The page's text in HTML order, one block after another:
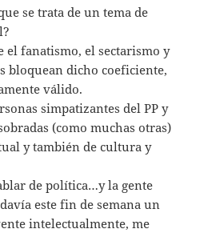
se trata de un tema de
el fanatismo, el sectarismo y
bloquean dicho coeficiente,
válido.
simpatizantes del PP y
(como muchas otras)
y también de cultura y
de política…y la gente
este fin de semana un
intelectualmente, me